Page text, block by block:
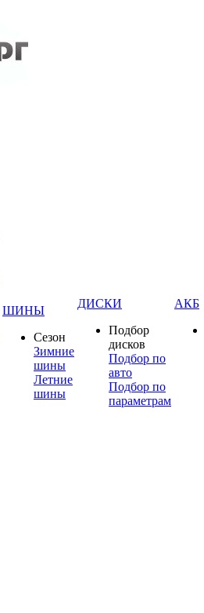
ШИНЫ
Сезон
Зимние
шины
Летние
шины
ДИСКИ
Подбор
дисков
Подбор по
авто
Подбор по
параметрам
АКБ